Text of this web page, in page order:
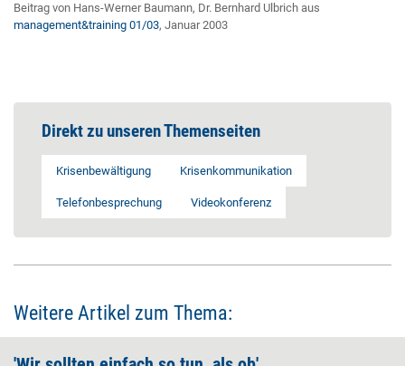
Beitrag von Hans-Werner Baumann, Dr. Bernhard Ulbrich aus
management&training 01/03, Januar 2003
Direkt zu unseren Themenseiten
Krisenbewältigung Krisenkommunikation
Telefonbesprechung Videokonferenz
Weitere Artikel zum Thema: